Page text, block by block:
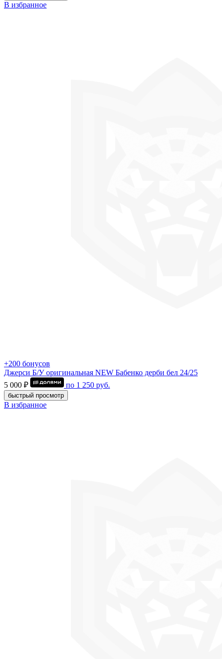
В избранное
+200 бонусов
Джерси Б/У оригинальная NEW Бабенко дерби бел 24/25
5 000 ₽
по 1 250 руб.
быстрый просмотр
В избранное